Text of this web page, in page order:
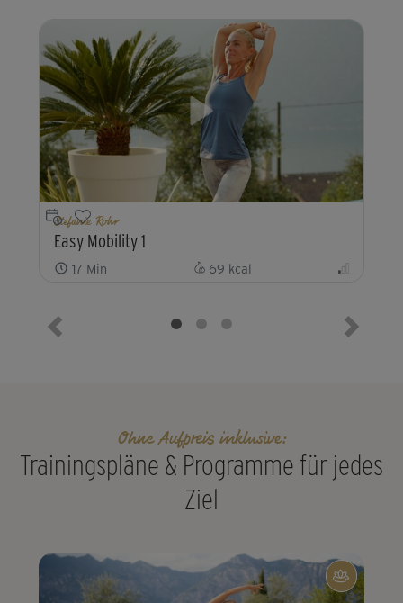
Stefanie Rohr
Easy Mobility 1
17 Min 69 kcal
Vorheriges Element
Ohne Aufpreis inklusive:
Trainingspläne & Programme für jedes
Ziel